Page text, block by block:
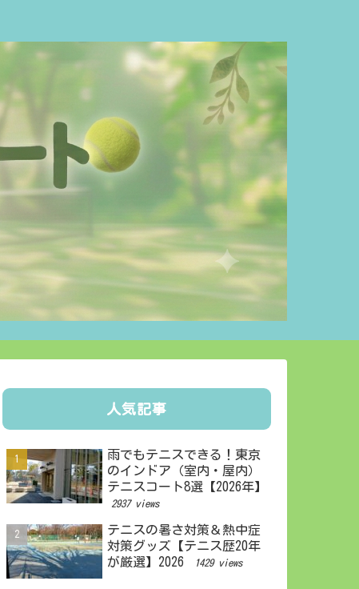
人気記事
雨でもテニスできる！東京
のインドア（室内・屋内）
テニスコート8選【2026年】
2937 views
テニスの暑さ対策＆熱中症
対策グッズ【テニス歴20年
が厳選】2026
1429 views